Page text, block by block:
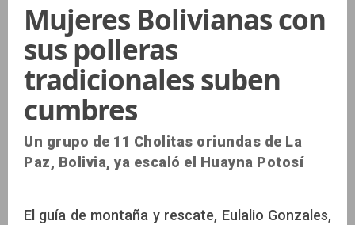
Mujeres Bolivianas con
sus polleras
tradicionales suben
cumbres
Un grupo de 11 Cholitas oriundas de La
Paz, Bolivia, ya escaló el Huayna Potosí
El guía de montaña y rescate, Eulalio Gonzales,